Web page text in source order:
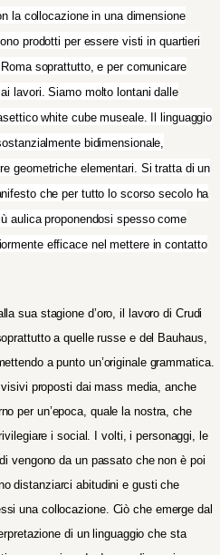
la collocazione in una dimensione
prodotti per essere visti in quartieri
soprattutto, e per comunicare
lavori. Siamo molto lontani dalle
white cube museale. Il linguaggio
bidimensionale,
geometriche elementari. Si tratta di un
che per tutto lo scorso secolo ha
aulica proponendosi spesso come
efficace nel mettere in contatto
sua stagione d’oro, il lavoro di Crudi
a quelle russe e del Bauhaus,
a punto un’originale grammatica.
proposti dai mass media, anche
per un’epoca, quale la nostra, che
i social. I volti, i personaggi, le
vengono da un passato che non è poi
distanziarci abitudini e gusti che
una collocazione. Ciò che emerge dal
di un linguaggio che sta